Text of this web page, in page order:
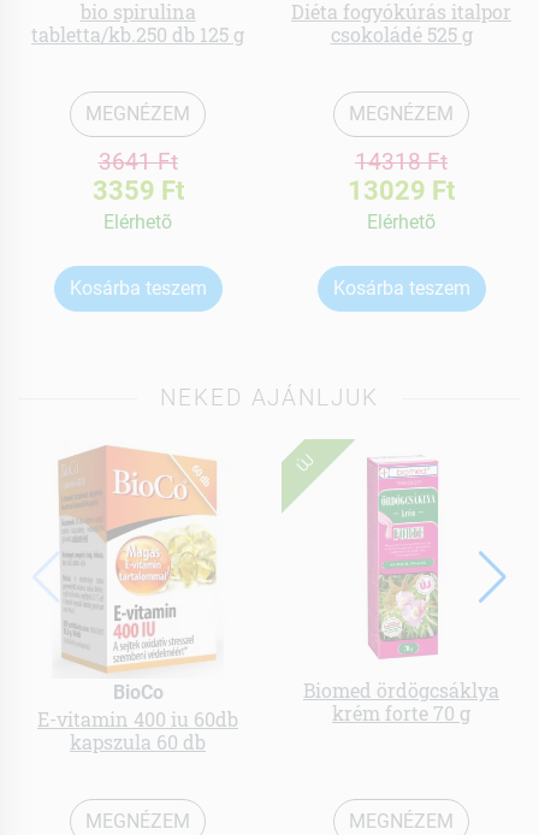
bio spirulina
tabletta/kb.250 db 125 g
MEGNÉZEM
3641 Ft
3359 Ft
Elérhetõ
Kosárba teszem
Diéta fogyókúrás italpor
csokoládé 525 g
MEGNÉZEM
14318 Ft
13029 Ft
Elérhetõ
Kosárba teszem
NEKED AJÁNLJUK
BioCo
E-vitamin 400 iu 60db
kapszula 60 db
MEGNÉZEM
ÚJ
Biomed ördögcsáklya
krém forte 70 g
MEGNÉZEM